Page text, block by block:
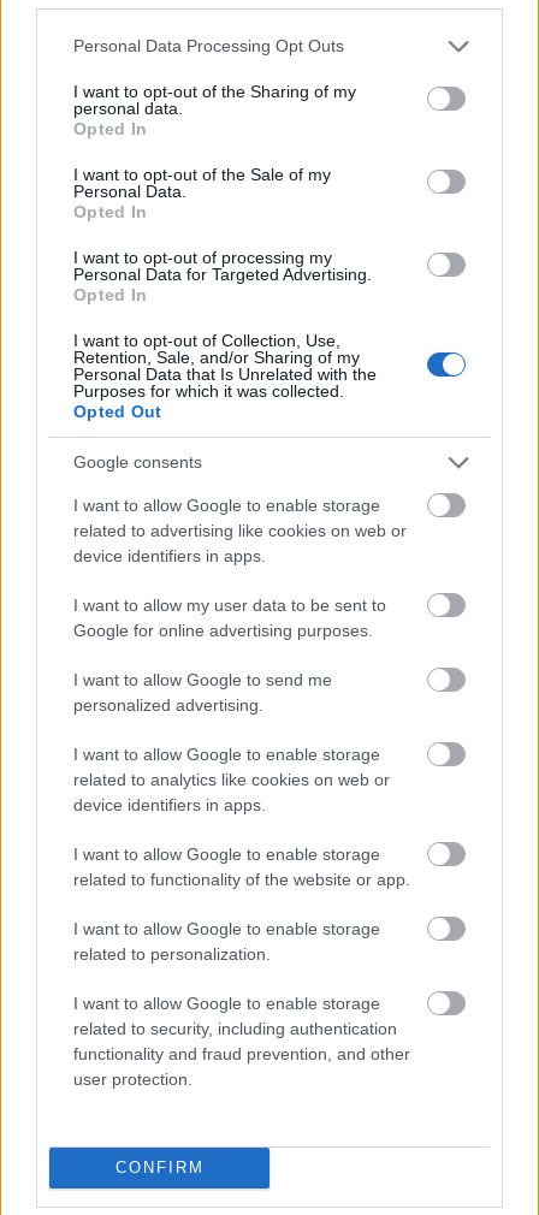
Please note that this website/app uses one or more Google
not limited to your visit or usage behaviour. You may click to
grant or deny consent to Google and its third-party tags to
use your data for below specified purposes in below Google
consent section.
Personal Data Processing Opt Outs
I want to opt-out of the Sharing of my
personal data.
Opted In
I want to opt-out of the Sale of my
Personal Data.
Opted In
I want to opt-out of processing my
Personal Data for Targeted Advertising.
Opted In
I want to opt-out of Collection, Use,
Retention, Sale, and/or Sharing of my
Personal Data that Is Unrelated with the
Purposes for which it was collected.
Opted Out
Google consents
I want to allow Google to enable storage
related to advertising like cookies on web or
device identifiers in apps.
I want to allow my user data to be sent to
Google for online advertising purposes.
I want to allow Google to send me
personalized advertising.
I want to allow Google to enable storage
related to analytics like cookies on web or
device identifiers in apps.
I want to allow Google to enable storage
related to functionality of the website or app.
I want to allow Google to enable storage
related to personalization.
I want to allow Google to enable storage
related to security, including authentication
functionality and fraud prevention, and other
user protection.
CONFIRM
dubna. V sobotu 3. dubna se koná Reistadløpet
na 35 km, Grand Finale Summit 2 Senja pak
„Grandfinálový víkend opět uzavírá sezónu v
tom nejúžasnějším prostředí. Tratě zůstávají
stejné jako v loni a jakmile závodníci v neděli
odpoledne dorazí do Finnsnes, mohou všechny
Pro týmy konečně slavit své úspěchy,“ uzavírá
Podrobnější informace o závodech XVIII. sezóny
budou zveřejněny při prezentacích v září.
Příběh pokračuje níže.
Grand Finale: Také pro rekreační lyžaře
Na Grand Finale Summit 2 Senja bude k
dispozici omezený počet 250 startovních míst
splnit jedno z následujících kritérií během
letošní sezóny :